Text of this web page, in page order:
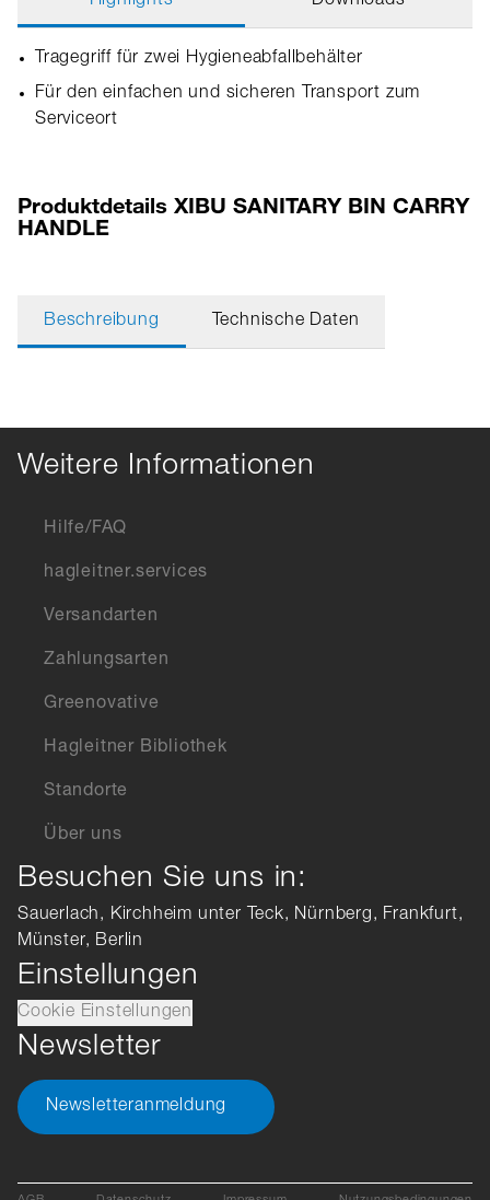
Tragegriff für zwei Hygieneabfallbehälter
Für den einfachen und sicheren Transport zum
Serviceort
Produktdetails XIBU SANITARY BIN CARRY
HANDLE
Beschreibung Technische Daten
Weitere Informationen
Hilfe/FAQ
hagleitner.services
Versandarten
Zahlungsarten
Greenovative
Hagleitner Bibliothek
Standorte
Über uns
Besuchen Sie uns in:
Sauerlach, Kirchheim unter Teck, Nürnberg, Frankfurt,
Münster, Berlin
Einstellungen
Cookie Einstellungen
Newsletter
Newsletteranmeldung